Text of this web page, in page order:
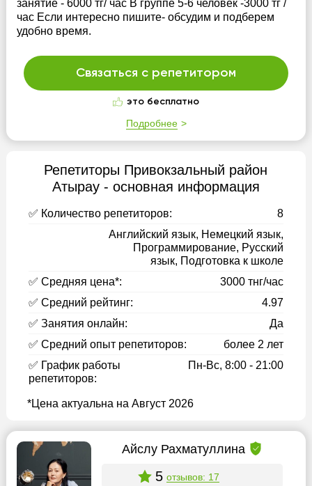
занятие - 6000 тг/ час В группе 5-6 человек -3000 тг /
час Если интересно пишите- обсудим и подберем
удобно время.
Связаться с репетитором
это бесплатно
Подробнее
Репетиторы Привокзальный район
Атырау - основная информация
✅ Количество репетиторов:
8
Английский язык, Немецкий язык,
Программирование, Русский
язык, Подготовка к школе
✅ Средняя цена*:
3000 тнг/час
✅ Средний рейтинг:
4.97
✅ Занятия онлайн:
Да
✅ Средний опыт репетиторов:
более 2 лет
✅ График работы
репетиторов:
Пн-Вс, 8:00 - 21:00
*Цена актуальна на Август 2026
Айслу Рахматуллина
5 отзывов: 17